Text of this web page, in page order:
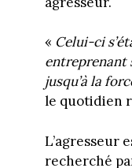
« Celui-ci
entreprenant
jusqu’à la
le quotidien
L’agresseur
recherché